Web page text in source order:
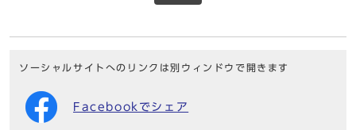
ソーシャルサイトへのリンクは別ウィンドウで開きます
Facebookでシェア